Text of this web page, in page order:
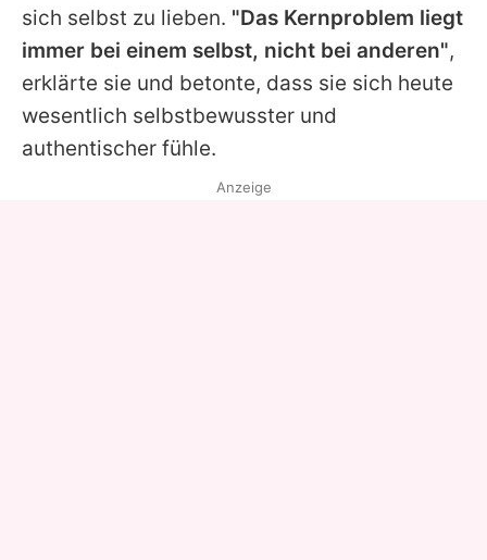
sich selbst zu lieben. "Das Kernproblem liegt
immer bei einem selbst, nicht bei anderen",
erklärte sie und betonte, dass sie sich heute
wesentlich selbstbewusster und
authentischer fühle.
Anzeige